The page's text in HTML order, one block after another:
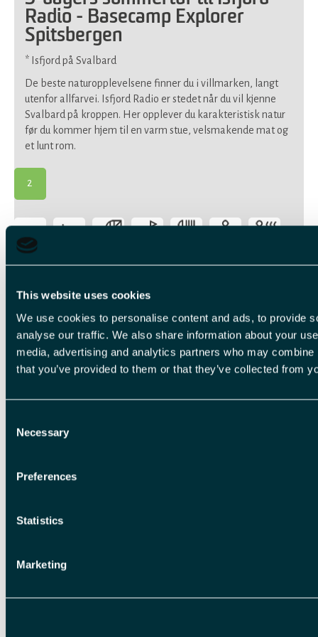
This website uses cookies
We use cookies to personalise content and ads, to provide
analyse our traffic. We also share information about your
media, advertising and analytics partners who may
that you’ve provided to them or that they’ve collected from
Selection
Necessary
Preferences
Statistics
Marketing
Radio - Basecamp Explorer
Spitsbergen
* Isfjord på Svalbard
De beste naturopplevelsene finner du i villmarken, langt
utenfor allfarvei. Isfjord Radio er stedet når du vil kjenne
Svalbard på kroppen. Her opplever du karakteristisk natur
før du kommer hjem til en varm stue, velsmakende mat og
et lunt rom.
2
-
for
de
5-dagers snøscootertur til Isfjord
Radio Adventure Hotel - Basecamp
Explorer Spitsbergen